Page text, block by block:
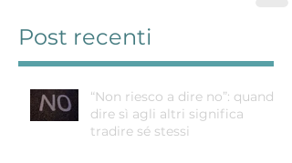
Post recenti
“Non riesco a dire no”: quando
dire sì agli altri significa
tradire sé stessi